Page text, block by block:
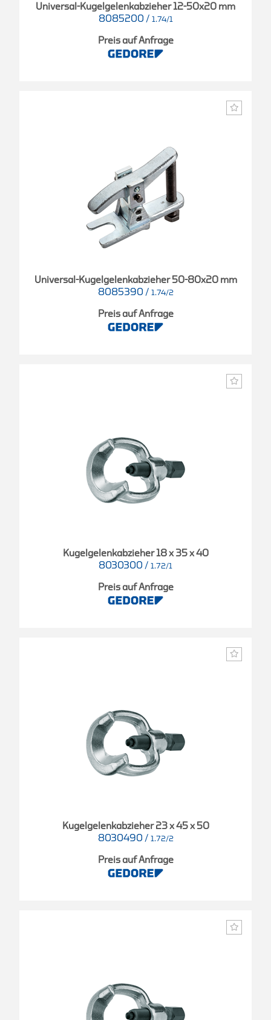
Universal-Kugelgelenkabzieher 12-50x20 mm
8085200 / 1.74/1
Preis auf Anfrage
Universal-Kugelgelenkabzieher 50-80x20 mm
8085390 / 1.74/2
Preis auf Anfrage
Kugelgelenkabzieher 18 x 35 x 40
8030300 / 1.72/1
Preis auf Anfrage
Kugelgelenkabzieher 23 x 45 x 50
8030490 / 1.72/2
Preis auf Anfrage